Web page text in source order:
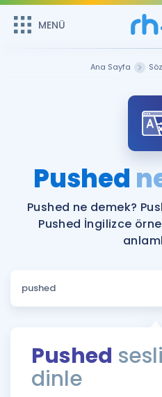
MENÜ
ÜYE
Sepetin
Remzi Hoca ile seni sınava
MENÜ
Faydalı Araçlar
Sözlük
Rehberlik Aracı
ÖSYM Sınav Takvimi
Hakkımızda
Ana Sayfa
Pushed
Pushed ne demek?
Pushed İngilizce
Pushed sesli
dinle